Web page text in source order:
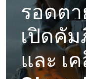
รอดต
เปิดคั
และ เ